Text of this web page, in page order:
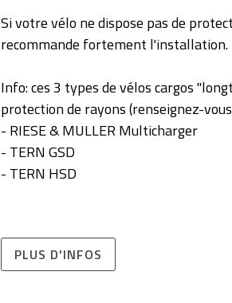
Si votre vélo ne dispose pas de
recommande fortement l'installation.
Info: ces 3 types de vélos cargos
protection de rayons (renseignez-
- RIESE & MULLER Multicharger
- TERN GSD
- TERN HSD
PLUS D'INFOS